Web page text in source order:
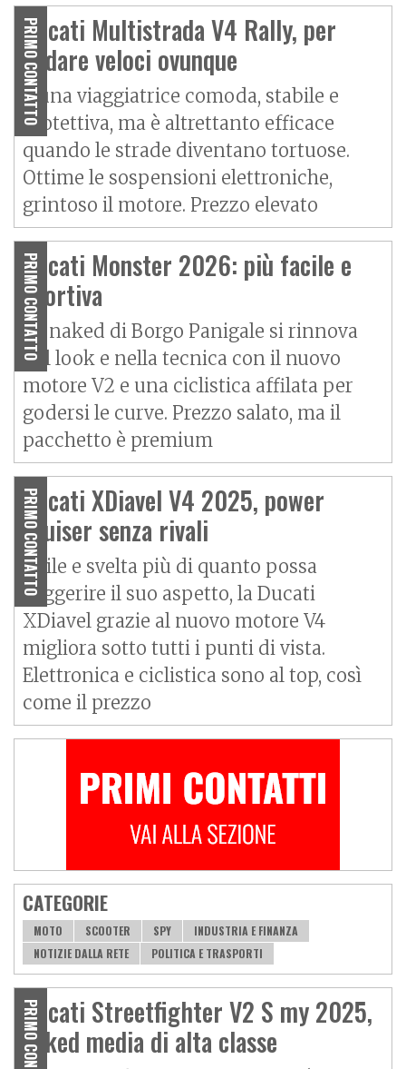
PRIMO CONTATTO
Ducati Multistrada V4 Rally, per
andare veloci ovunque
È una viaggiatrice comoda, stabile e
protettiva, ma è altrettanto efficace
quando le strade diventano tortuose.
Ottime le sospensioni elettroniche,
grintoso il motore. Prezzo elevato
PRIMO CONTATTO
Ducati Monster 2026: più facile e
sportiva
La naked di Borgo Panigale si rinnova
nel look e nella tecnica con il nuovo
motore V2 e una ciclistica affilata per
godersi le curve. Prezzo salato, ma il
pacchetto è premium
PRIMO CONTATTO
Ducati XDiavel V4 2025, power
cruiser senza rivali
Agile e svelta più di quanto possa
suggerire il suo aspetto, la Ducati
XDiavel grazie al nuovo motore V4
migliora sotto tutti i punti di vista.
Elettronica e ciclistica sono al top, così
come il prezzo
CATEGORIE
MOTO SCOOTER SPY
INDUSTRIA E FINANZA
NOTIZIE DALLA RETE
POLITICA E TRASPORTI
Ducati Streetfighter V2 S my 2025,
naked media di alta classe